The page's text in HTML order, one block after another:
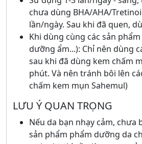
chưa dùng BHA/AHA/
lần/ngày. Sau khi đã quen,
Khi dùng cùng các sản
dưỡng ẩm...): Chỉ nên dùng
sau khi đã dùng kem chấm
phút. Và nên tránh bôi lên
chấm kem mụn Sahemul)
LƯU Ý QUAN TRỌNG
Nếu da bạn nhạy cảm, chưa
sản phẩm phẩm dưỡng da